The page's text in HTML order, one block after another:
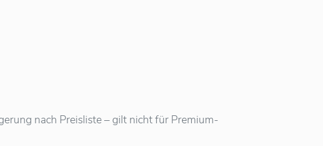
nach Preisliste – gilt nicht für Premium-